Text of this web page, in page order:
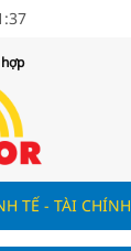
TẾ - TÀI CHÍNH